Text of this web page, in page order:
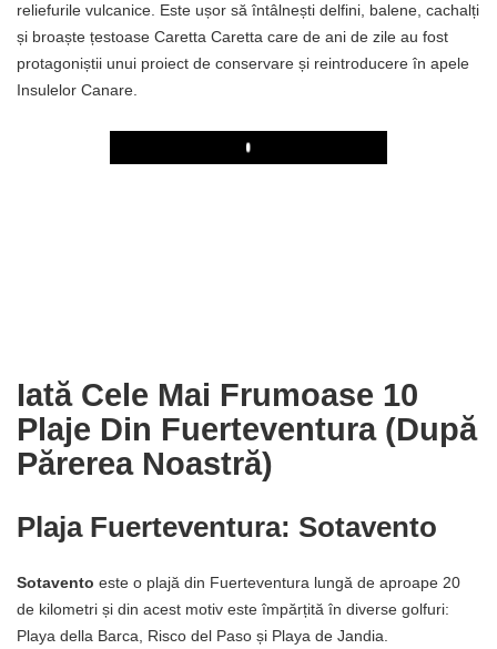
reliefurile vulcanice. Este ușor să întâlnești delfini, balene, cachalți
și broaște țestoase Caretta Caretta care de ani de zile au fost
protagoniștii unui proiect de conservare și reintroducere în apele
Insulelor Canare.
Play
Iată Cele Mai Frumoase 10
Plaje Din Fuerteventura (după
Părerea Noastră)
Plaja Fuerteventura: Sotavento
Sotavento este o plajă din Fuerteventura lungă de aproape 20
de kilometri și din acest motiv este împărțită în diverse golfuri:
Playa della Barca, Risco del Paso și Playa de Jandia.